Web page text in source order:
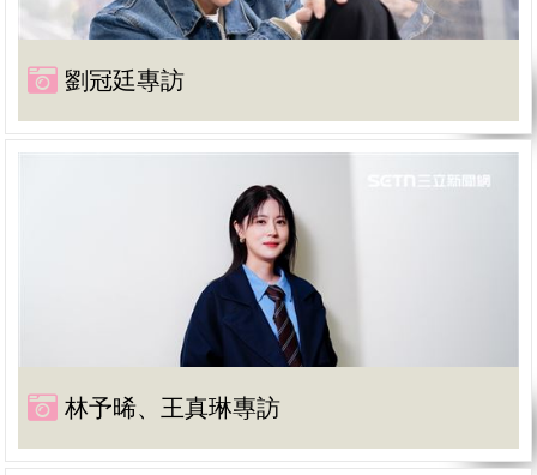
劉冠廷專訪
林予晞、王真琳專訪